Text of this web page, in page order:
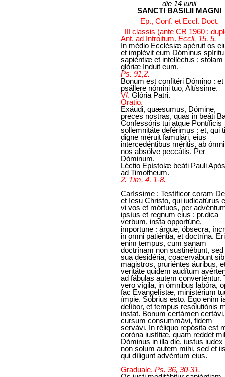
die 14 iunii
SANCTI BASILII MAGNI
Ep., Conf. et Eccl. Doct.
III classis (ante CR 1960 :
Ant. ad Introitum. Eccli. 15, 5.
In médio Ecclésiæ apéruit os
et implévit eum Dóminus spíritu
sapiéntiæ et intelléctus : stolam
glóriæ índuit eum.
Ps. 91,2.
Bonum est confitéri Dómino : et
psállere nómini tuo, Altíssime.
V/. Glória Patri.
Oratio.
Exáudi, quæsumus, Dómine,
preces nostras, quas in beáti
Confessóris tui atque Pontíficis
sollemnitáte deférimus : et, qui
digne méruit famulári, eius
intercedéntibus méritis, ab
nos absólve peccátis. Per
Dóminum.
Léctio Epístolæ beáti Pauli
ad Timotheum.
2. Tim. 4, 1-8.
Caríssime : Testíficor coram
et Iesu Christo, qui iudicatúrus
vi vos et mórtuos, per
ipsíus et regnum eius : pr.dica
verbum, insta opportúne,
importune : árgue, óbsecra,
in omni patiéntia, et doctrína.
enim tempus, cum sanam
doctrínam non sustinébunt, sed
sua desidéria, coacervábunt
magistros, pruriéntes áuribus,
veritáte quidem audítum
ad fábulas autem converténtur.
vero vígila, in ómnibus labóra,
fac Evangelístæ, ministérium
ímpie. Sóbrius esto. Ego enim
delíbor, et tempus resolutiónis
instat. Bonum certámen certávi,
cursum consummávi, fidem
servávi. In réliquo repósita est
coróna iustítiæ, quam reddet
Dóminus in illa die, iustus iudex
non solum autem mihi, sed et
qui díligunt advéntum eius.
Graduale. Ps. 36, 30-31.